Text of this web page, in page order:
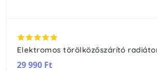
Elektromos törölközőszárító
29 990 Ft